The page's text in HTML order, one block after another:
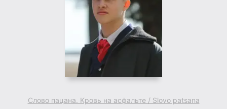
Слово пацана. Кровь на асфальте / Slovo patsana